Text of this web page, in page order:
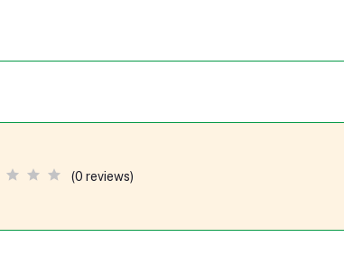
(0 reviews)